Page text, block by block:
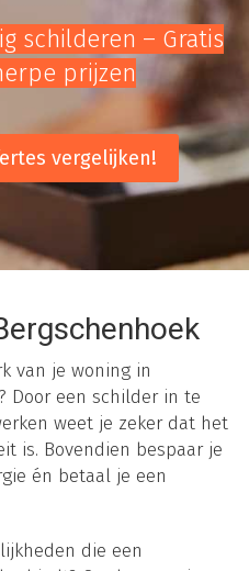
schilderen – Gratis
prijzen
vergelijken!
van je woning in
Door een schilder in te
weet je zeker dat het
is. Bovendien bespaar je
én betaal je een
die een